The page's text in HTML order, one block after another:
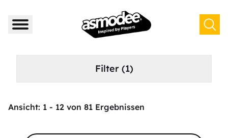
Filter (1)
Ansicht: 1 - 12 von 81 Ergebnissen